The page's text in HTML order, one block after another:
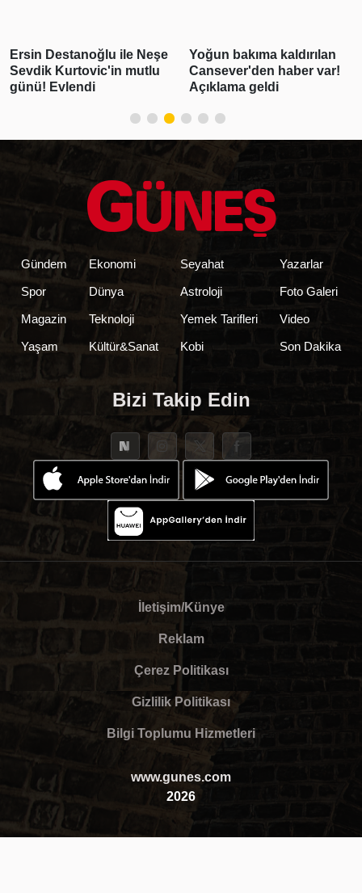
Ersin Destanoğlu ile Neşe
Sevdik Kurtovic'in mutlu
günü! Evlendi
Yoğun bakıma kaldırılan
Cansever'den haber var!
Açıklama geldi
Gündem
Spor
Magazin
Yaşam
Ekonomi
Dünya
Teknoloji
Kültür&Sanat
Seyahat
Astroloji
Yemek Tarifleri
Kobi
Yazarlar
Foto Galeri
Video
Son Dakika
Bizi Takip Edin
İletişim/Künye
Reklam
Çerez Politikası
Gizlilik Politikası
Bilgi Toplumu Hizmetleri
www.gunes.com
2026